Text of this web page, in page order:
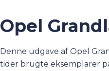
Opel
Denne udgave af Opel
tider brugte eksemplarer